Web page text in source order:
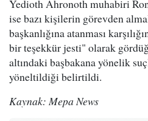
Yedioth Ahronoth muhabiri
ise bazı kişilerin görevden
başkanlığına atanması
bir teşekkür jesti" olarak
altındaki başbakana yönelik
yöneltildiği belirtildi.
Kaynak: Mepa News